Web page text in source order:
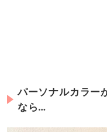
パーソナルカラー
なら…